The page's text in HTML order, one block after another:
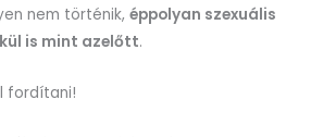
nem történik, éppolyan szexuális
is mint azelőtt.
fordítani!